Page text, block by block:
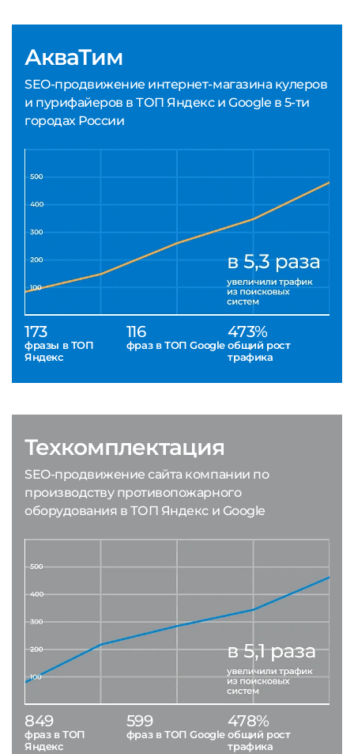
АкваТим
SEO-продвижение интернет-магазина кулеров
и пурифайеров в ТОП Яндекс и Google в 5-ти
городах России
173
фразы в ТОП
Яндекс
116
фраз в ТОП Google
473%
общий рост
трафика
Техкомплектация
SEO-продвижение сайта компании по
производству противопожарного
оборудования в ТОП Яндекс и Google
849
фраз в ТОП
Яндекс
599
фраз в ТОП Google
478%
общий рост
трафика